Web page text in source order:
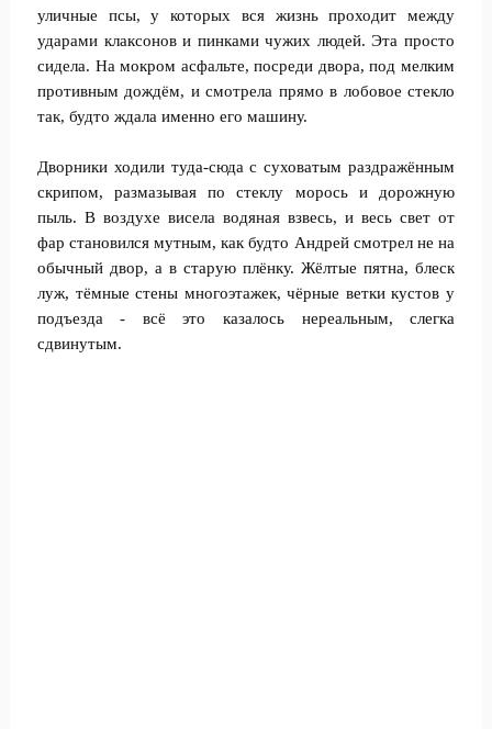
уличные псы, у которых вся жизнь проходит между
ударами клаксонов и пинками чужих людей. Эта просто
сидела. На мокром асфальте, посреди двора, под мелким
противным дождём, и смотрела прямо в лобовое стекло
так, будто ждала именно его машину.
Дворники ходили туда-сюда с суховатым раздражённым
скрипом, размазывая по стеклу морось и дорожную
пыль. В воздухе висела водяная взвесь, и весь свет от
фар становился мутным, как будто Андрей смотрел не на
обычный двор, а в старую плёнку. Жёлтые пятна, блеск
луж, тёмные стены многоэтажек, чёрные ветки кустов у
подъезда - всё это казалось нереальным, слегка
сдвинутым.